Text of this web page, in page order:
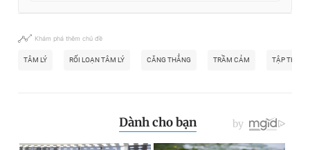
Khám phá thêm chủ đề
TÂM LÝ RỐI LOẠN TÂM LÝ CĂNG THẲNG TRẦM CẢM TẬP THIỀN